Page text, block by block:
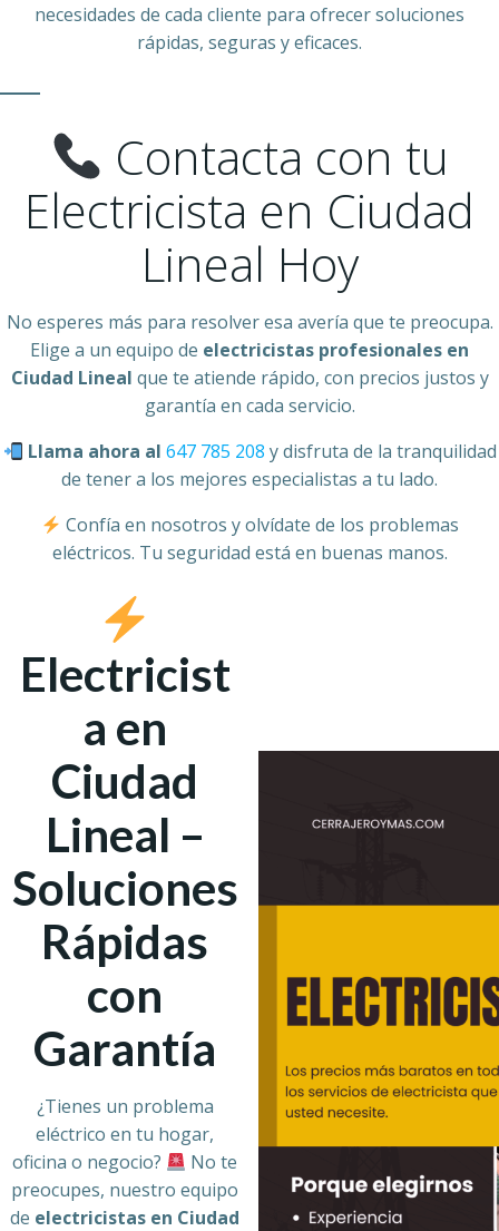
necesidades de cada cliente para ofrecer soluciones
rápidas, seguras y eficaces.
Contacta con tu
Electricista en Ciudad
Lineal Hoy
No esperes más para resolver esa avería que te preocupa.
Elige a un equipo de electricistas profesionales en
Ciudad Lineal que te atiende rápido, con precios justos y
garantía en cada servicio.
Llama ahora al 647 785 208 y disfruta de la tranquilidad
de tener a los mejores especialistas a tu lado.
Confía en nosotros y olvídate de los problemas
eléctricos. Tu seguridad está en buenas manos.
Electricist
a en
Ciudad
Lineal –
Soluciones
Rápidas
con
Garantía
¿Tienes un problema
eléctrico en tu hogar,
oficina o negocio?
No te
preocupes, nuestro equipo
de electricistas en Ciudad